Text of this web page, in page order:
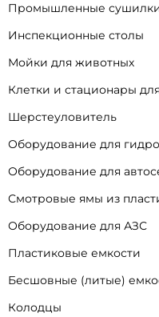
Промышленные
Инспекционные столы
Мойки для животных
Клетки и стационары
Шерстеуловитель
Оборудование для
Оборудование для
Смотровые ямы из
Оборудование для АЗС
Пластиковые емкости
Бесшовные (литые)
Колодцы